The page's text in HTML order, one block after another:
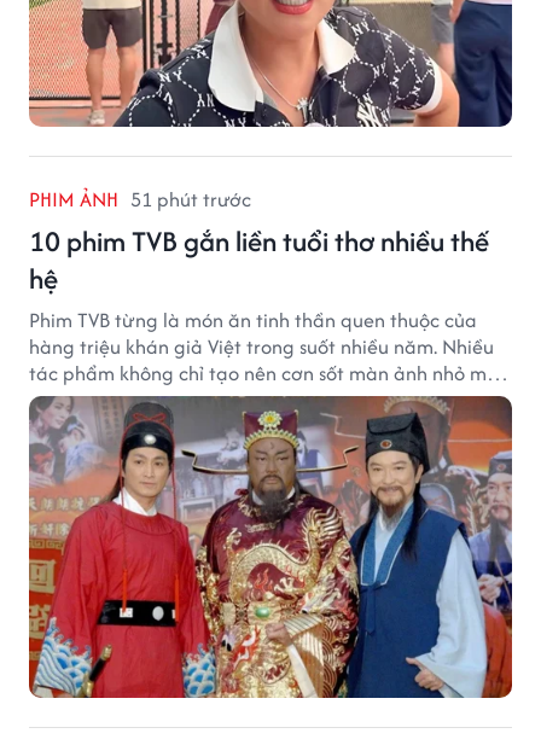
PHIM ẢNH 51 phút trước
10 phim TVB gắn liền tuổi thơ nhiều thế
hệ
Phim TVB từng là món ăn tinh thần quen thuộc của
hàng triệu khán giả Việt trong suốt nhiều năm. Nhiều
tác phẩm không chỉ tạo nên cơn sốt màn ảnh nhỏ mà
còn trở thành ký ức khó quên của cả một thế hệ.